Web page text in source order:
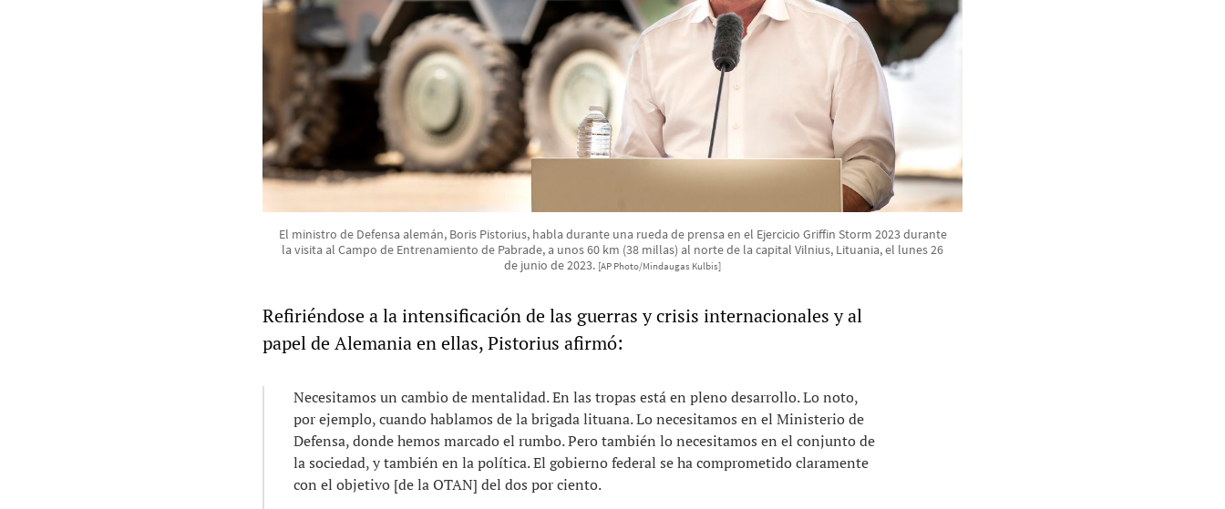
El ministro de Defensa alemán, Boris Pistorius, habla durante una rueda de prensa en el Ejercicio Griffin Storm 2023 durante
la visita al Campo de Entrenamiento de Pabrade, a unos 60 km (38 millas) al norte de la capital Vilnius, Lituania, el lunes 26
de junio de 2023. [AP Photo/Mindaugas Kulbis]
Refiriéndose a la intensificación de las guerras y crisis internacionales y al
papel de Alemania en ellas, Pistorius afirmó:
Necesitamos un cambio de mentalidad. En las tropas está en pleno desarrollo. Lo noto,
por ejemplo, cuando hablamos de la brigada lituana. Lo necesitamos en el Ministerio de
Defensa, donde hemos marcado el rumbo. Pero también lo necesitamos en el conjunto de
la sociedad, y también en la política. El gobierno federal se ha comprometido claramente
con el objetivo [de la OTAN] del dos por ciento.